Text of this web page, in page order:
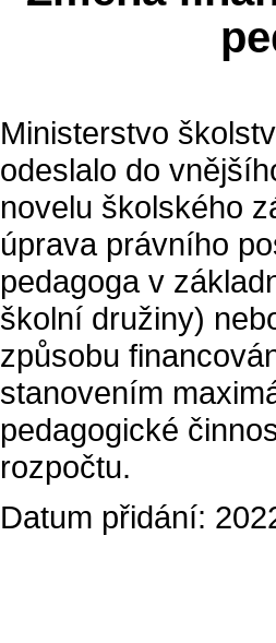
Ministerstvo
odeslalo do
novelu školského
úprava právního
pedagoga v
školní družiny)
způsobu
stanovením
pedagogické
rozpočtu.
Datum přidání: